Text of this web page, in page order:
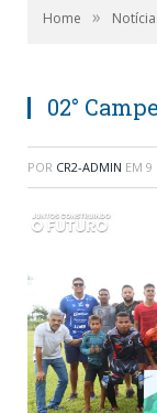
Home »
02°
POR CR2-ADMIN EM 9